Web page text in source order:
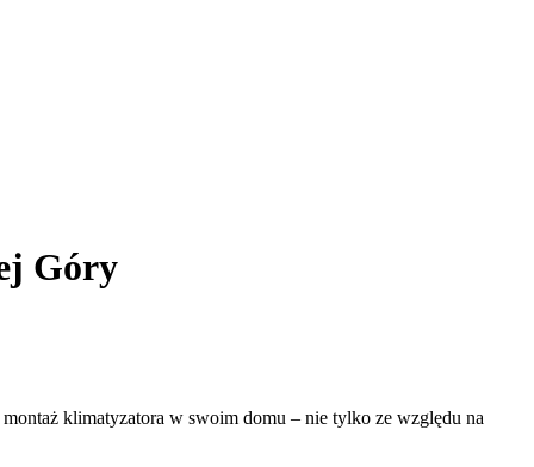
Góry
klimatyzatora w swoim domu – nie tylko ze względu na